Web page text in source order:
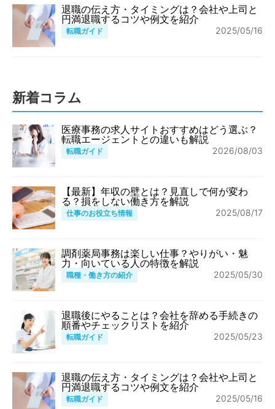
退職の伝え方・タイミングは？会社や上司と
円満退職するコツや例文を紹介
転職ガイド 2025/05/16
新着コラム
医療事務の求人サイトおすすめはどう選ぶ？
転職エージェントとの違いも解説
転職ガイド 2026/08/03
【最新】年収の壁とは？見直しで何が変わ
る？損をしない働き方を解説
仕事のお役立ち情報 2025/08/17
調剤薬局事務は楽しい仕事？やりがい・魅
力・向いている人の特徴を解説
職種・働き方の紹介 2025/05/30
退職後にやることは？会社を辞める手続きの
順番やチェックリストを紹介
転職ガイド 2025/05/23
退職の伝え方・タイミングは？会社や上司と
円満退職するコツや例文を紹介
転職ガイド 2025/05/16